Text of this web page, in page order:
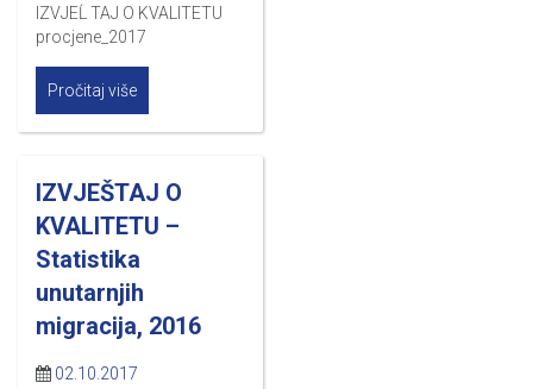
IZVJEĹ TAJ O KVALITETU
procjene_2017
Pročitaj više
IZVJEŠTAJ O
KVALITETU –
Statistika
unutarnjih
migracija, 2016
02.10.2017